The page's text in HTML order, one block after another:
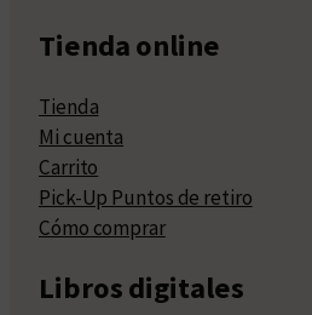
Tienda online
Tienda
Mi cuenta
Carrito
Pick-Up Puntos de retiro
Cómo comprar
Libros digitales